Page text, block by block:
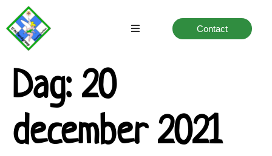
Speltakken
Verhuur
Contact
Dag: 20
december 2021